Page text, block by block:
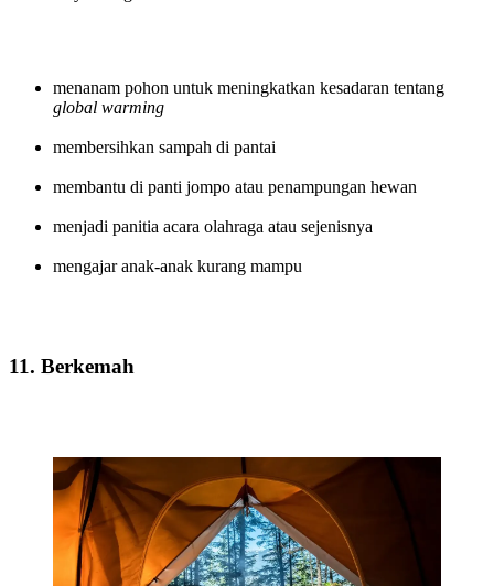
menanam pohon untuk meningkatkan kesadaran tentang
global warming
membersihkan sampah di pantai
membantu di panti jompo atau penampungan hewan
menjadi panitia acara olahraga atau sejenisnya
mengajar anak-anak kurang mampu
11. Berkemah